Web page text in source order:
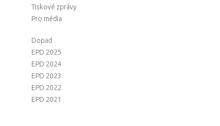
Tiskové zprávy
Pro média
Dopad
EPD 2025
EPD 2024
EPD 2023
EPD 2022
EPD 2021